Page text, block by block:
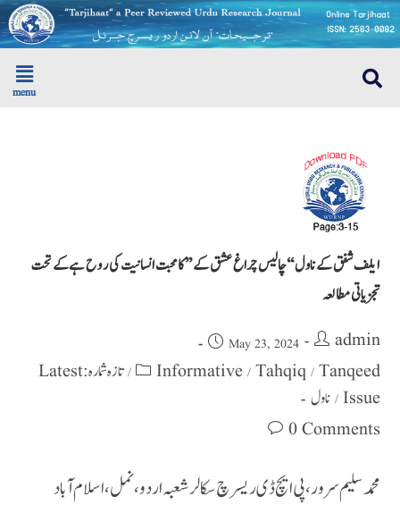
menu
ایلف شفق کےناول‘‘چالیس چراغ عشق کے’’کامحبت انسانیت کی روح ہےکےتحت
تجزیاتی مطالعہ
admin
May 23, 2024
Informative / Tahqiq / Tanqeed
/
تازہ شمارہ : Latest
Issue
/ ناول
0 Comments
محمد سلیم سرور ،پی ایچ ڈی ریسرچ سکالر شعبہ اردو،نمل،اسلام آباد